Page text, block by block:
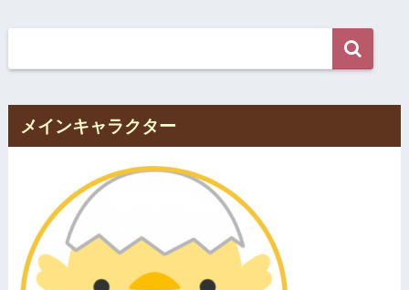
メインキャラクター